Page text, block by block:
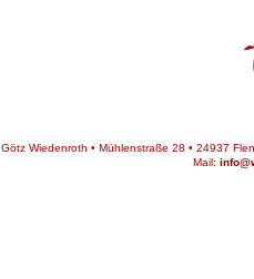
Götz Wiedenroth • Mühlenstraße 28 • 24937
Mail: